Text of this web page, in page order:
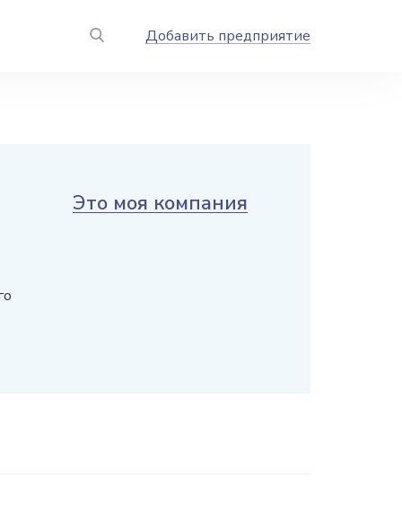
Добавить предприятие
Это моя компания